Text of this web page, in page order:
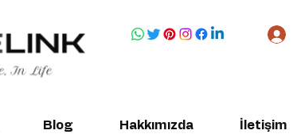
Blog Hakkımızda İletişim